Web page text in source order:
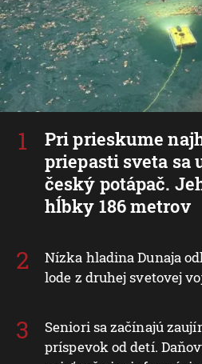
Pri prieskume
priepasti sveta sa
český potápač.
hĺbky 186 metrov
Nízka hladina Dunaja
lode z druhej svetovej
Seniori sa začínajú
príspevok od detí.